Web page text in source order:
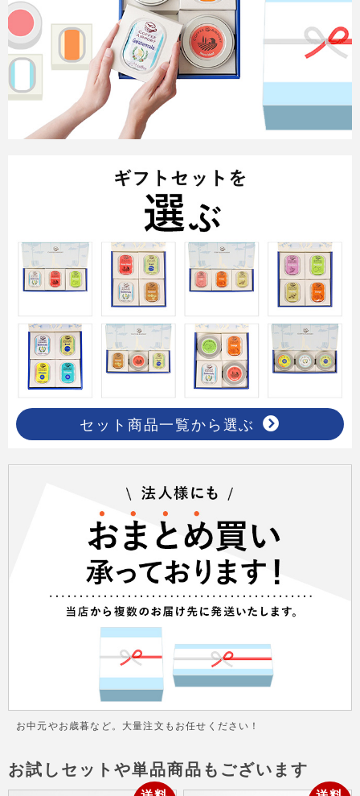
セット商品一覧から選ぶ
お中元やお歳暮など。大量注文もお任せください！
お試しセットや単品商品もございます